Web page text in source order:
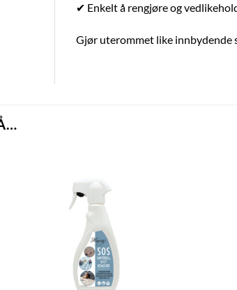
✔ Enkelt å rengjøre og
Gjør uterommet like innbydende